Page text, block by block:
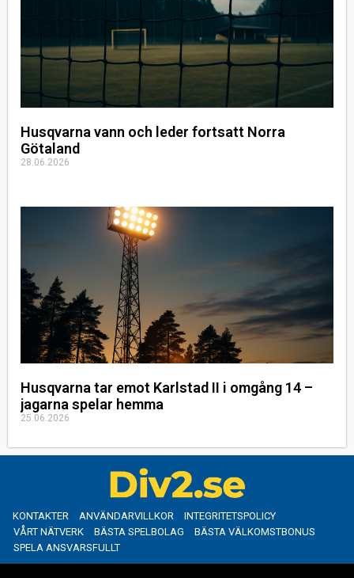
Husqvarna vann och leder fortsatt Norra
Götaland
28.06.2026
Husqvarna tar emot Karlstad II i omgång 14 –
jagarna spelar hemma
25.06.2026
KONTAKTER ANVÄNDARVILLKOR
INTEGRITETSPOLICY
VÅRT NÄTVERK
BÄSTA SPELBOLAG
BÄSTA VÄLKOMSTBONUS
SPELA ANSVARSFULLT